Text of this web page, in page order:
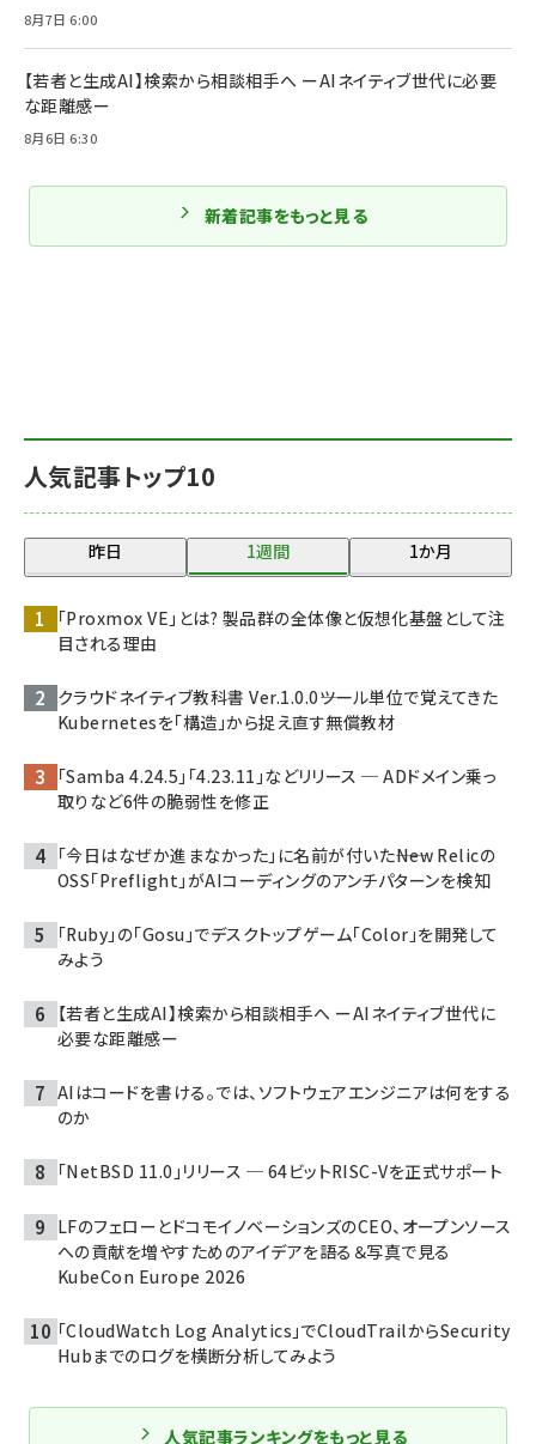
人気記事トップ10
昨日 1週間 1か月
「Proxmox VE」とは? 製品群の全体像と仮想化基盤として注
目される理由
クラウドネイティブ教科書 Ver.1.0.0――ツール単位で覚えてきた
Kubernetesを「構造」から捉え直す無償教材
「Samba 4.24.5」「4.23.11」などリリース ─ ADドメイン乗っ
取りなど6件の脆弱性を修正
「今日はなぜか進まなかった」に名前が付いた――New Relicの
OSS「Preflight」がAIコーディングのアンチパターンを検知
「Ruby」の「Gosu」でデスクトップゲーム「Color」を開発して
みよう
【若者と生成AI】検索から相談相手へ ーAIネイティブ世代に
必要な距離感ー
AIはコードを書ける。では、ソフトウェアエンジニアは何をする
のか
「NetBSD 11.0」リリース ─ 64ビットRISC-Vを正式サポート
LFのフェローとドコモイノベーションズのCEO、オープンソース
への貢献を増やすためのアイデアを語る＆写真で見る
KubeCon Europe 2026
「CloudWatch Log Analytics」でCloudTrailからSecurity
Hubまでのログを横断分析してみよう
人気記事ランキングをもっと見る
8月7日 6:00
【若者と生成AI】検索から相談相手へ ーAIネイティブ世代に必要
な距離感ー
8月6日 6:30
新着記事をもっと見る